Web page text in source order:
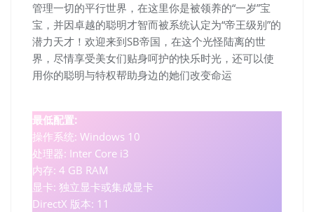
管理一切的平行世界，在这里你是被领养的“一岁”宝
宝，并因卓越的聪明才智而被系统认定为“帝王级别”的
潜力天才！欢迎来到SB帝国，在这个光怪陆离的世
界，尽情享受美女们贴身呵护的快乐时光，还可以使
用你的聪明与特权帮助身边的她们改变命运
最低配置:
操作系统: Windows 10
处理器: Inter Core i3
内存: 4 GB RAM
显卡: 独立显卡或集成显卡
DirectX 版本: 11